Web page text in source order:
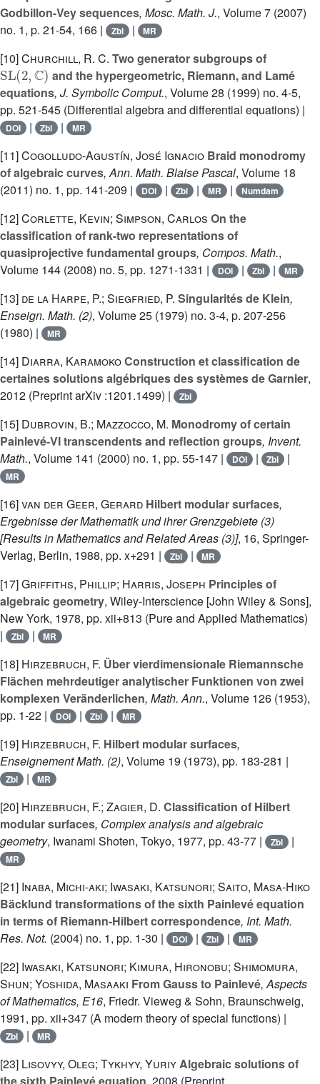
Godbillon-Vey sequences, Mosc. Math. J., Volume 7 (2007)
no. 1, p. 21-54, 166 |
Zbl | MR
[10]Churchill, R. C. Two generator subgroups of
SL(2,ℂ)
and the hypergeometric, Riemann, and Lamé
equations, J. Symbolic Comput., Volume 28 (1999) no. 4-5,
pp. 521-545 (Differential algebra and differential equations) |
DOI | Zbl | MR
[11]Cogolludo-Agustín, José Ignacio Braid monodromy
of algebraic curves, Ann. Math. Blaise Pascal, Volume 18
(2011) no. 1, pp. 141-209 |
DOI | Zbl | MR | Numdam
[12]Corlette, Kevin; Simpson, Carlos On the
classification of rank-two representations of
quasiprojective fundamental groups, Compos. Math.,
Volume 144 (2008) no. 5, pp. 1271-1331 | DOI | Zbl | MR
[13] de la Harpe, P.; Siegfried, P. Singularités de Klein,
Enseign. Math. (2), Volume 25 (1979) no. 3-4, p. 207-256
(1980) |
MR
[14] Diarra, KaramokoConstruction et classification de
certaines solutions algébriques des systèmes de Garnier,
2012 (Preprint arXiv :1201.1499) |
Zbl
[15] Dubrovin, B.; Mazzocco, M. Monodromy of certain
Painlevé-VI transcendents and reflection groups, Invent.
Math., Volume 141 (2000) no. 1, pp. 55-147 | DOI | Zbl |
MR
[16]van der Geer, Gerard Hilbert modular surfaces,
Ergebnisse der Mathematik und ihrer Grenzgebiete (3)
[Results in Mathematics and Related Areas (3)], 16, Springer-
Verlag, Berlin, 1988, pp. x+291 |
Zbl | MR
[17]Griffiths, Phillip; Harris, Joseph Principles of
algebraic geometry, Wiley-Interscience [John Wiley & Sons],
New York, 1978, pp. xii+813 (Pure and Applied Mathematics)
|
Zbl | MR
[18] Hirzebruch, F. Über vierdimensionale Riemannsche
Flächen mehrdeutiger analytischer Funktionen von zwei
komplexen Veränderlichen, Math. Ann., Volume 126 (1953),
pp. 1-22 |
DOI | Zbl | MR
[19] Hirzebruch, F. Hilbert modular surfaces,
Enseignement Math. (2), Volume 19 (1973), pp. 183-281 |
Zbl | MR
[20] Hirzebruch, F.; Zagier, D. Classification of Hilbert
modular surfaces, Complex analysis and algebraic
geometry, Iwanami Shoten, Tokyo, 1977, pp. 43-77 | Zbl |
MR
[21] Inaba, Michi-aki; Iwasaki, Katsunori; Saito, Masa-Hiko
Bäcklund transformations of the sixth Painlevé equation
in terms of Riemann-Hilbert correspondence, Int. Math.
Res. Not. (2004) no. 1, pp. 1-30 | DOI | Zbl | MR
[22] Iwasaki, Katsunori; Kimura, Hironobu; Shimomura,
Shun; Yoshida, Masaaki From Gauss to Painlevé, Aspects
of Mathematics, E16, Friedr. Vieweg & Sohn, Braunschweig,
1991, pp. xii+347 (A modern theory of special functions) |
Zbl | MR
[23] Lisovyy, Oleg; Tykhyy, YuriyAlgebraic solutions of